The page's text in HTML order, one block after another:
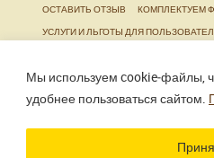
Мы используем cookie‑файлы,
удобнее пользоваться сайтом.
ОСТАВИТЬ ОТЗЫВ
КОМПЛЕКТУЕМ
УСЛУГИ И ЛЬГОТЫ ДЛЯ
ЖИЗНЕДЕЯТЕЛЬНОСТИ
Использование материалов
при наличии активной